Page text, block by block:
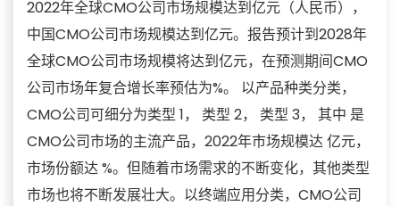
2022年全球CMO公司市场规模达到亿元（人民币），
中国CMO公司市场规模达到亿元。报告预计到2028年
全球CMO公司市场规模将达到亿元，在预测期间CMO
公司市场年复合增长率预估为%。 以产品种类分类，
CMO公司可细分为类型 1， 类型 2， 类型 3， 其中 是
CMO公司市场的主流产品，2022年市场规模达 亿元，
市场份额达 %。但随着市场需求的不断变化，其他类型
市场也将不断发展壮大。以终端应用分类，CMO公司